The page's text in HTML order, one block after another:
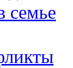
семье